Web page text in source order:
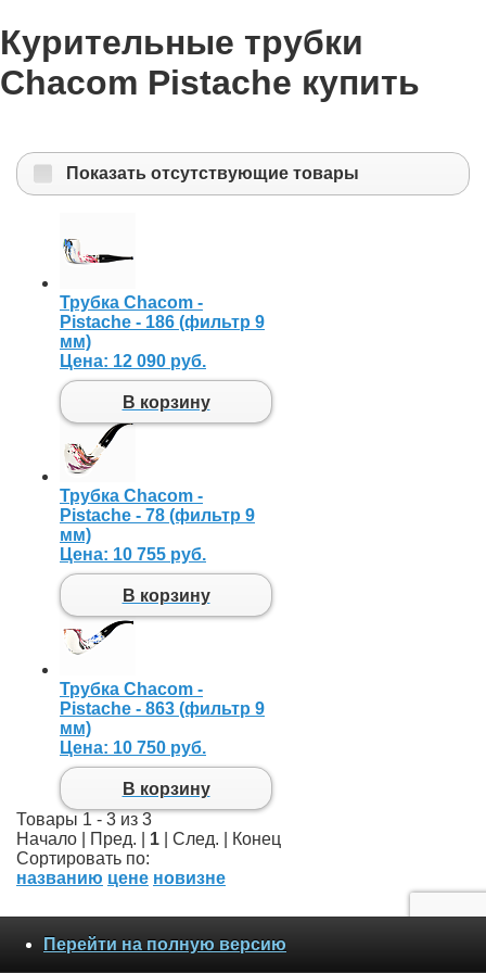
Курительные трубки
Chacom Pistache купить
Показать отсутствующие товары
Трубка Chacom -
Pistache - 186 (фильтр 9
мм)
Цена: 12 090 руб.
В корзину
Трубка Chacom -
Pistache - 78 (фильтр 9
мм)
Цена: 10 755 руб.
В корзину
Трубка Chacom -
Pistache - 863 (фильтр 9
мм)
Цена: 10 750 руб.
В корзину
Товары 1 - 3 из 3
Начало | Пред. | 1 | След. | Конец
Сортировать по:
названию цене новизне
Перейти на полную версию